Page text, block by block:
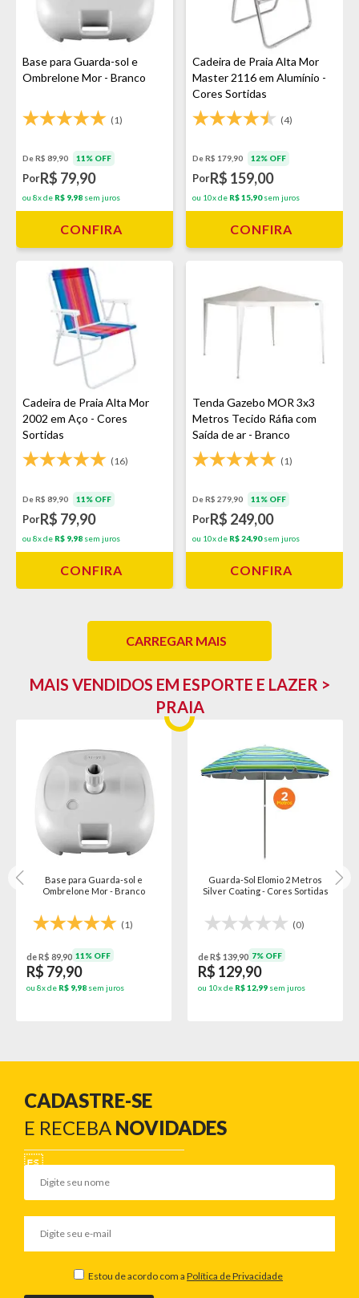
Base para Guarda-sol e
Ombrelone Mor - Branco
(1)
De R$ 89,90 11% OFF
PorR$ 79,90
ou 8x de R$ 9,98 sem juros
CONFIRA
Cadeira de Praia Alta Mor
Master 2116 em Alumínio -
Cores Sortidas
(4)
De R$ 179,90 12% OFF
PorR$ 159,00
ou 10x de R$ 15,90sem juros
CONFIRA
Cadeira de Praia Alta Mor
2002 em Aço - Cores
Sortidas
(16)
De R$ 89,90 11% OFF
PorR$ 79,90
ou 8x de R$ 9,98 sem juros
CONFIRA
Tenda Gazebo MOR 3x3
Metros Tecido Ráfia com
Saída de ar - Branco
(1)
De R$ 279,90 11% OFF
PorR$ 249,00
ou 10x de R$ 24,90sem juros
CONFIRA
CARREGAR MAIS
MAIS VENDIDOS EM ESPORTE E LAZER >
PRAIA
Base para Guarda-sol e
Ombrelone Mor - Branco
(1)
de R$ 89,90 11% OFF
R$ 79,90
ou 8x de R$ 9,98 sem juros
Guarda-Sol Elomio 2 Metros
Silver Coating - Cores Sortidas
(0)
de R$ 139,90 7% OFF
R$ 129,90
ou 10x de R$ 12,99 sem juros
CADASTRE-SE
E RECEBA NOVIDADES
Estou de acordo com a Política de Privacidade